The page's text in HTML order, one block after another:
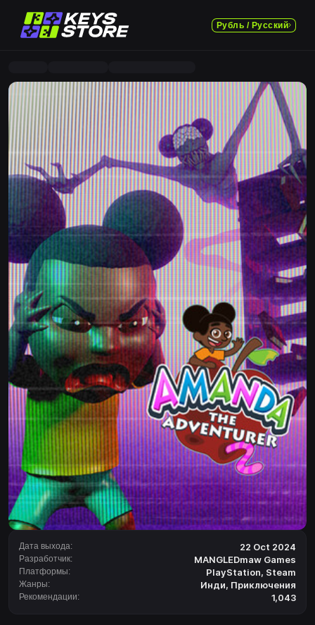
Рубль / Русский
Дата выхода: 22 Oct 2024
Разработчик: MANGLEDmaw Games
Платформы: PlayStation, Steam
Жанры: Инди, Приключения
Рекомендации: 1,043